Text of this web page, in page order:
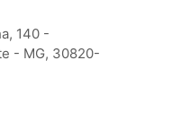
140 -
- MG, 30820-